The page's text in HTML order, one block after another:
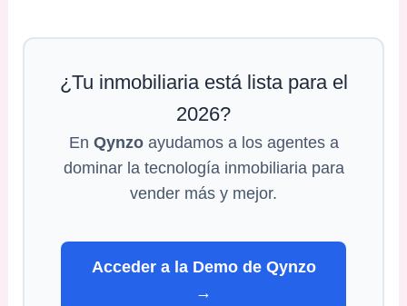
¿Tu inmobiliaria está lista para el
2026?
En Qynzoayudamos a los agentes a
dominar la tecnología inmobiliaria para
vender más y mejor.
Acceder a la Demo de Qynzo
→